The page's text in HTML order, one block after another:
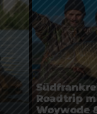
Roadtrip
Woywode